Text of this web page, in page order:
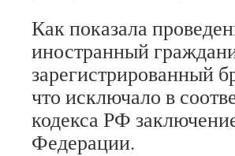
Как показала
иностранный
зарегистрированный
что исключало в
кодекса РФ
Федерации.